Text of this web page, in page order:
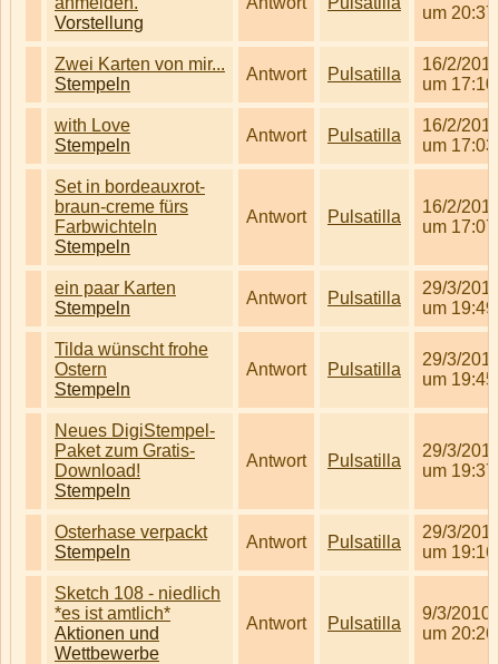
Vorstellung
um 20:37
Zwei Karten von mir...
Stempeln
Antwort Pulsatilla
16/2/
um 17:10
with Love
Stempeln
Antwort Pulsatilla
16/2/
um 17:03
Set in bordeauxrot-
braun-creme fürs
Farbwichteln
Stempeln
Antwort Pulsatilla
16/2/
um 17:07
ein paar Karten
Stempeln
Antwort Pulsatilla
29/3/
um 19:49
Tilda wünscht frohe
Ostern
Stempeln
Antwort Pulsatilla
29/3/
um 19:45
Neues DigiStempel-
Paket zum Gratis-
Download!
Stempeln
Antwort Pulsatilla
29/3/
um 19:37
Osterhase verpackt
Stempeln
Antwort Pulsatilla
29/3/
um 19:16
Sketch 108 - niedlich
*es ist amtlich*
Aktionen und
Wettbewerbe
Antwort Pulsatilla
9/3/2010
um 20:26